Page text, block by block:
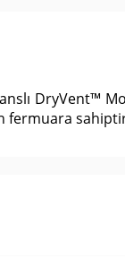
DryVent™
fermuara